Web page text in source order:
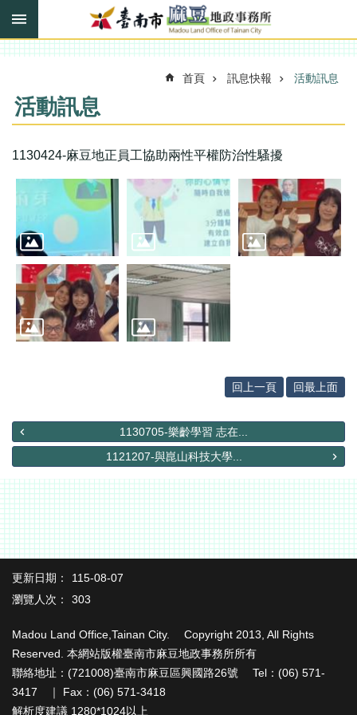
跳到主要內容區塊
搜
進
階
訊
快
機
關
簡
介
線
上
申
便
務
民
意
交
流
下
專
區
題
首頁 訊息快報 活動訊息
活動訊息
1130424-麻豆地正員工協助兩性平權防治性騷擾
回上一頁 回最上面
1130705-樂齡學習 志在...
1121207-與崑山科技大學...
更新日期：
115-08-07
瀏覽人次：
303
Madou Land Office,Tainan City. Copyright 2013, All Rights
Reserved. 本網站版權臺南市麻豆地政事務所所有
聯絡地址：(721008)臺南市麻豆區興國路26號 Tel：(06) 571-
3417 ｜ Fax：(06) 571-3418
解析度建議 1280*1024以上